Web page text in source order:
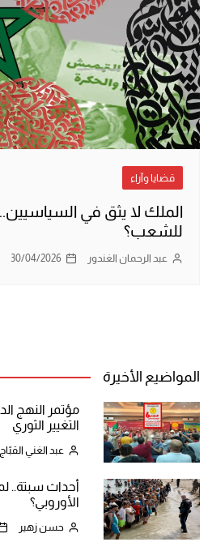
قضايا وآراء
الملك لا يثق في
للشعب؟
عبد الرحمان الغندور 30/04/2026
المواضيع الأخيرة
مؤتمر النهج
التغيير الثوري
عبد الغني القبّاج
أحداث سبتة..
الأوروبي؟
حسن زهير